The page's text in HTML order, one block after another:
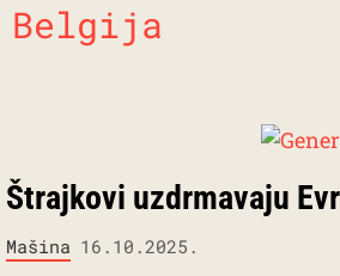
Belgija
Štrajkovi uzdrmavaju
Mašina 16.10.2025.